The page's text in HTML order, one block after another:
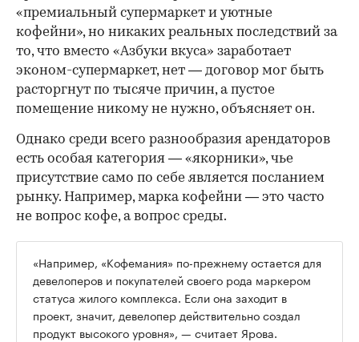
«премиальный супермаркет и уютные
кофейни», но никаких реальных последствий за
то, что вместо «Азбуки вкуса» заработает
эконом-супермаркет, нет — договор мог быть
расторгнут по тысяче причин, а пустое
помещение никому не нужно, объясняет он.
Однако среди всего разнообразия арендаторов
есть особая категория — «якорники», чье
присутствие само по себе является посланием
рынку. Например, марка кофейни — это часто
не вопрос кофе, а вопрос среды.
«Например, «Кофемания» по-прежнему остается для
девелоперов и покупателей своего рода маркером
статуса жилого комплекса. Если она заходит в
проект, значит, девелопер действительно создал
продукт высокого уровня», — считает Ярова.